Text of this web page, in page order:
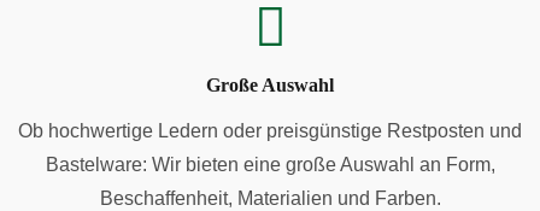
Große Auswahl
Ob hochwertige Ledern oder preisgünstige Restposten und
Bastelware: Wir bieten eine große Auswahl an Form,
Beschaffenheit, Materialien und Farben.